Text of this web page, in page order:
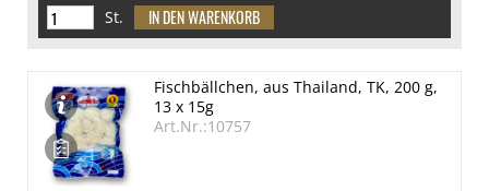
St.
Fischbällchen, aus Thailand, TK, 200 g,
13 x 15g
Art.Nr.:10757